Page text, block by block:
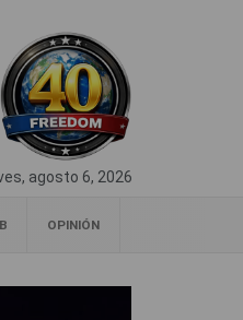
agosto 6, 2026
OPINIÓN